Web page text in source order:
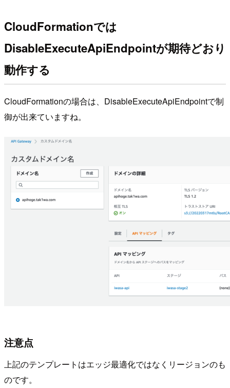
CloudFormationでは
DisableExecuteApiEndpointが期待どおり
動作する
CloudFormationの場合は、DisableExecuteApiEndpointで制
御が出来ていますね。
注意点
上記のテンプレートはエッジ最適化ではなくリージョンのも
のです。